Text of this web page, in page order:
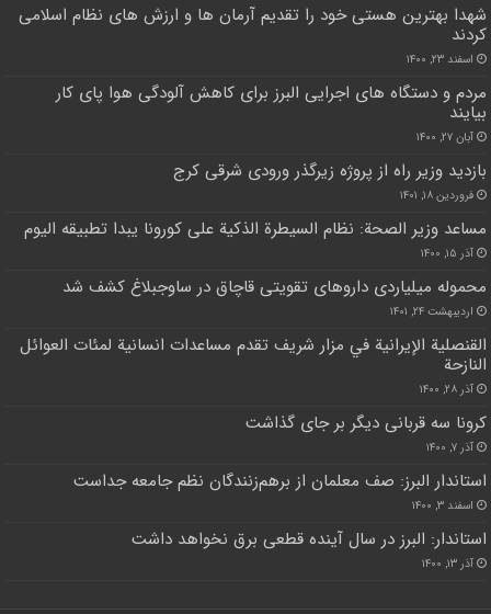
شهدا بهترین هستی خود را تقدیم آرمان ها و ارزش های نظام اسلامی
کردند
اسفند ۲۳, ۱۴۰۰
مردم و دستگاه های اجرایی البرز برای کاهش آلودگی هوا پای کار
بیایند
آبان ۲۷, ۱۴۰۰
بازدید وزیر راه از پروژه زیرگذر ورودی شرقی کرج
فروردین ۱۸, ۱۴۰۱
مساعد وزير الصحة: نظام السيطرة الذكية على كورونا يبدا تطبيقه اليوم
آذر ۱۵, ۱۴۰۰
محموله میلیاردی داروهای تقویتی قاچاق در ساوجبلاغ کشف شد
اردیبهشت ۲۴, ۱۴۰۱
القنصلية الإيرانية في مزار شريف تقدم مساعدات انسانية لمئات العوائل
النازحة
آذر ۲۸, ۱۴۰۰
کرونا سه قربانی دیگر بر جای گذاشت
آذر ۷, ۱۴۰۰
استاندار البرز: صف معلمان از برهم‌زنندگان نظم جامعه جداست
اسفند ۳, ۱۴۰۰
استاندار: البرز در سال آینده قطعی برق نخواهد داشت
آذر ۱۳, ۱۴۰۰